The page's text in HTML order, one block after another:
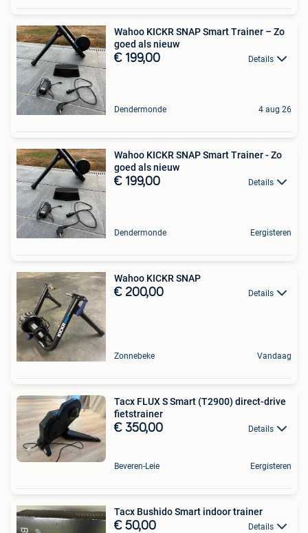
Wahoo KICKR SNAP Smart Trainer – Zo
goed als nieuw
€ 199,00 Details
Dendermonde 4 aug 26
Wahoo KICKR SNAP Smart Trainer - Zo
goed als nieuw
€ 199,00 Details
Dendermonde Eergisteren
Wahoo KICKR SNAP
€ 200,00 Details
Zonnebeke Vandaag
Tacx FLUX S Smart (T2900) direct-drive
fietstrainer
€ 350,00 Details
Beveren-Leie Eergisteren
Tacx Bushido Smart indoor trainer
€ 50,00 Details